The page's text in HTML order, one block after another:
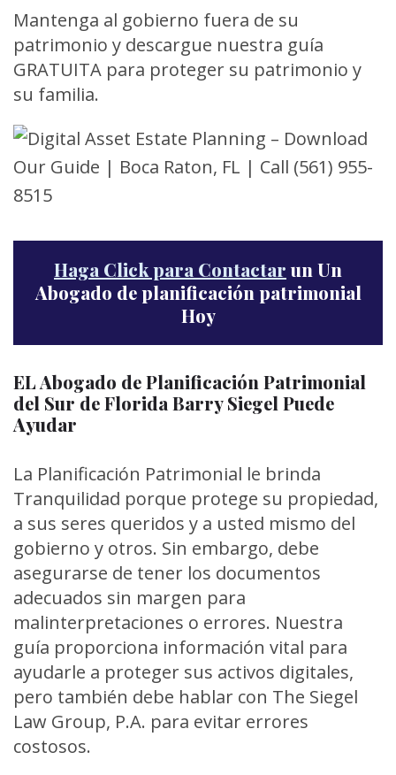
Mantenga al gobierno fuera de su
patrimonio y descargue nuestra guía
GRATUITA para proteger su patrimonio y
su familia.
Haga Click para Contactar un Un
Abogado de planificación patrimonial
Hoy
EL Abogado de Planificación Patrimonial
del Sur de Florida Barry Siegel Puede
Ayudar
La Planificación Patrimonial le brinda
Tranquilidad porque protege su propiedad,
a sus seres queridos y a usted mismo del
gobierno y otros. Sin embargo, debe
asegurarse de tener los documentos
adecuados sin margen para
malinterpretaciones o errores. Nuestra
guía proporciona información vital para
ayudarle a proteger sus activos digitales,
pero también debe hablar con The Siegel
Law Group, P.A. para evitar errores
costosos.